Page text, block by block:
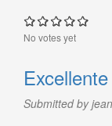
No votes yet
Submitted by